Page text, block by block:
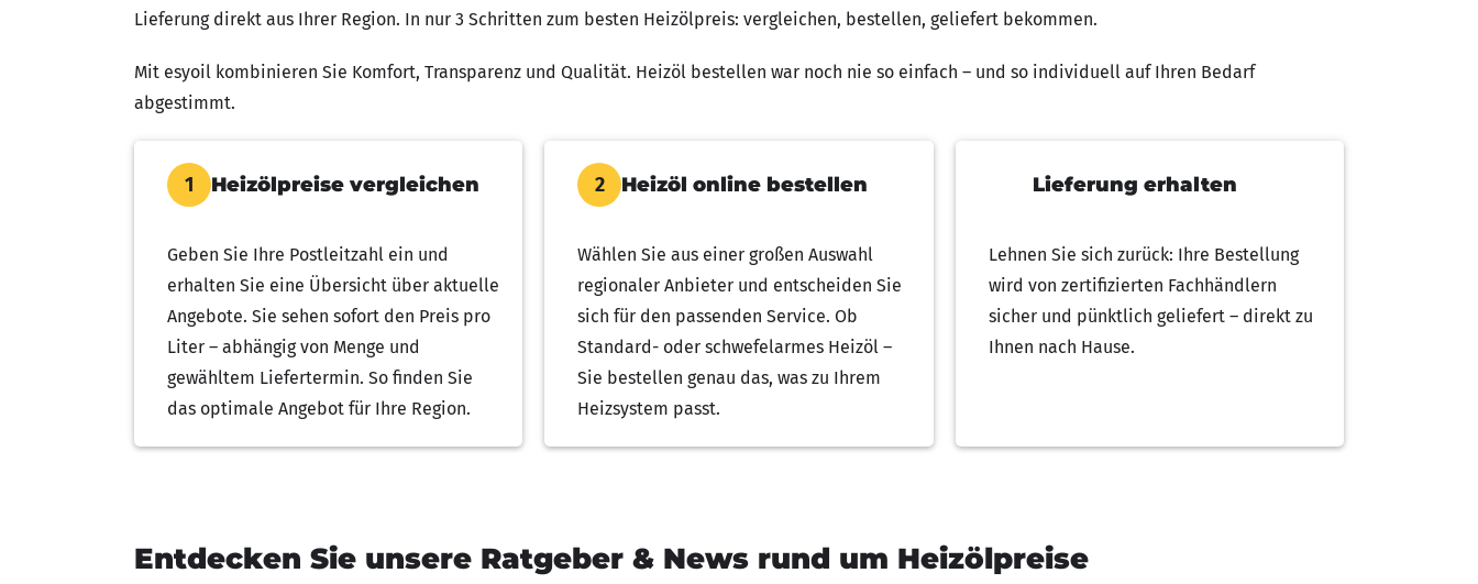
Lieferung direkt aus Ihrer Region. In nur 3 Schritten zum besten Heizölpreis: vergleichen, bestellen, geliefert bekommen.
Mit esyoil kombinieren Sie Komfort, Transparenz und Qualität. Heizöl bestellen war noch nie so einfach – und so individuell auf Ihren Bedarf
abgestimmt.
1 Heizölpreise vergleichen
Geben Sie Ihre Postleitzahl ein und
erhalten Sie eine Übersicht über aktuelle
Angebote. Sie sehen sofort den Preis pro
Liter – abhängig von Menge und
gewähltem Liefertermin. So finden Sie
das optimale Angebot für Ihre Region.
2 Heizöl online bestellen
Wählen Sie aus einer großen Auswahl
regionaler Anbieter und entscheiden Sie
sich für den passenden Service. Ob
Standard- oder schwefelarmes Heizöl –
Sie bestellen genau das, was zu Ihrem
Heizsystem passt.
Lieferung erhalten
Lehnen Sie sich zurück: Ihre Bestellung
wird von zertifizierten Fachhändlern
sicher und pünktlich geliefert – direkt zu
Ihnen nach Hause.
Entdecken Sie unsere Ratgeber & News rund um Heizölpreise